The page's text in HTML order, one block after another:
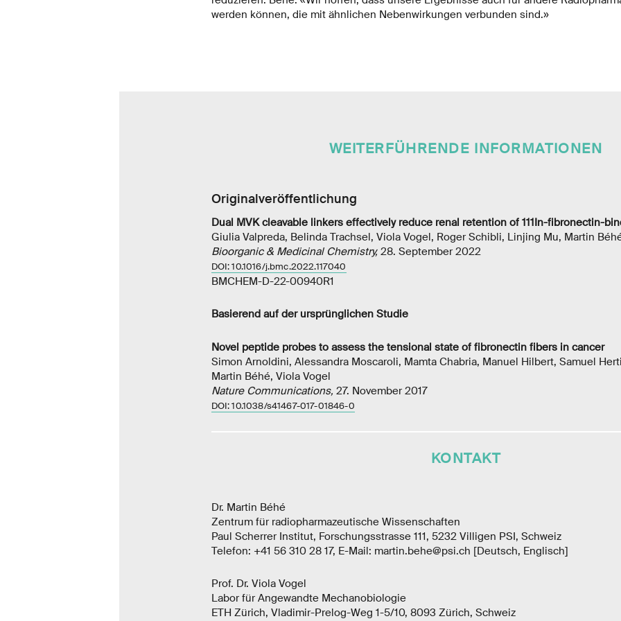
werden können, die mit ähnlichen Nebenwirkungen verbunden sind.»
WEITERFÜHRENDE INFORMATIONEN
Originalveröffentlichung
Dual MVK cleavable linkers effectively reduce renal retention of 111In-fibronectin-
Giulia Valpreda, Belinda Trachsel, Viola Vogel, Roger Schibli, Linjing Mu, Martin
Bioorganic & Medicinal Chemistry,28. September 2022
DOI: 10.1016/j.bmc.2022.117040
BMCHEM-D-22-00940R1
Basierend auf der ursprünglichen Studie
Novel peptide probes to assess the tensional state of fibronectin fibers in cancer
Simon Arnoldini, Alessandra Moscaroli, Mamta Chabria, Manuel Hilbert, Samuel
Martin Béhé, Viola Vogel
Nature Communications, 27. November 2017
DOI: 10.1038/s41467-017-01846-0
KONTAKT
Dr. Martin Béhé
Zentrum für radiopharmazeutische Wissenschaften
Paul Scherrer Institut, Forschungsstrasse 111, 5232 Villigen PSI, Schweiz
Telefon: +41 56 310 28 17, E-Mail: martin.behe@psi.ch [Deutsch, Englisch]
Prof. Dr. Viola Vogel
Labor für Angewandte Mechanobiologie
ETH Zürich, Vladimir-Prelog-Weg 1-5/10, 8093 Zürich, Schweiz